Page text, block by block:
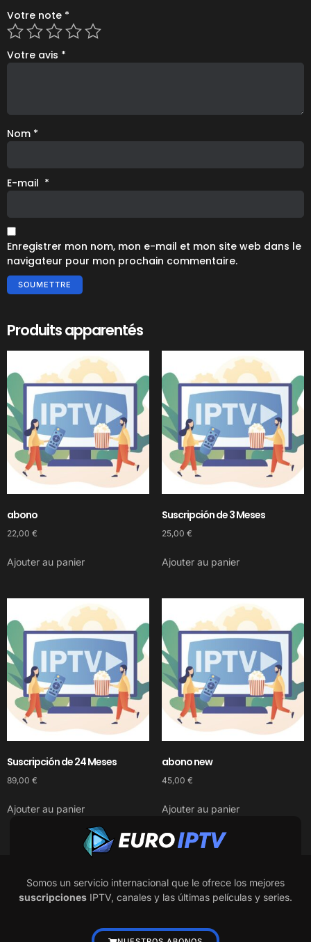
Votre note *
Votre avis *
Nom *
E-mail *
Enregistrer mon nom, mon e-mail et mon site web dans le
navigateur pour mon prochain commentaire.
Produits apparentés
abono
22,00 €
Ajouter au panier
Suscripción de 3 Meses
25,00 €
Ajouter au panier
Suscripción de 24 Meses
89,00 €
Ajouter au panier
abono new
45,00 €
Ajouter au panier
Somos un servicio internacional que le ofrece los mejores
suscripciones IPTV, canales y las últimas películas y series.